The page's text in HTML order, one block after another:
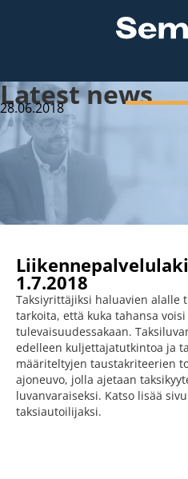
Latest news
28.06.2018
1.7.2018
Taksiyrittäjiksi haluavien alalle
tarkoita, että kuka tahansa voisi
tulevaisuudessakaan.
edelleen kuljettajatutkintoa ja
määriteltyjen taustakriteerien
ajoneuvo, jolla ajetaan
luvanvaraiseksi. Katso lisää
taksiautoilijaksi.